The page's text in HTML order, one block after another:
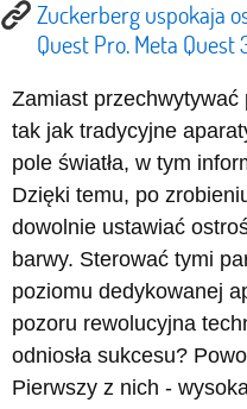
Zuckerberg uspokaja
Quest Pro. Meta
Zamiast przechwytywać
tak jak tradycyjne
pole światła, w tym
Dzięki temu, po
dowolnie ustawiać
barwy. Sterować tymi
poziomu dedykowanej
pozoru rewolucyjna
odniosła sukcesu?
Pierwszy z nich -